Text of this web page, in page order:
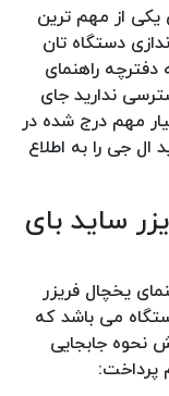
یکی از مهم ترین
دستگاه تان
دفترچه راهنمای
ندارید جای
مهم درج شده در
ال جی را به اطلاع
ساید بای
یخچال فریزر
می باشد که
نحوه جابجایی
پرداخت: